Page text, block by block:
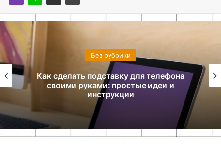
Без рубрики
Как сделать подставку для телефона
своими руками: простые идеи и
инструкции